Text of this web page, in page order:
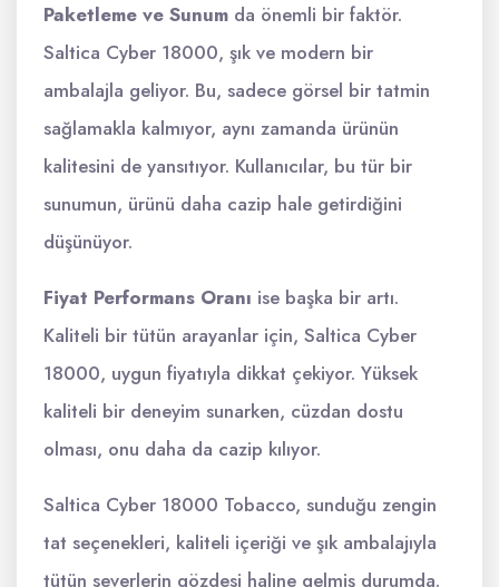
Paketleme ve Sunum da önemli bir faktör.
Saltica Cyber 18000, şık ve modern bir
ambalajla geliyor. Bu, sadece görsel bir tatmin
sağlamakla kalmıyor, aynı zamanda ürünün
kalitesini de yansıtıyor. Kullanıcılar, bu tür bir
sunumun, ürünü daha cazip hale getirdiğini
düşünüyor.
Fiyat Performans Oranı ise başka bir artı.
Kaliteli bir tütün arayanlar için, Saltica Cyber
18000, uygun fiyatıyla dikkat çekiyor. Yüksek
kaliteli bir deneyim sunarken, cüzdan dostu
olması, onu daha da cazip kılıyor.
Saltica Cyber 18000 Tobacco, sunduğu zengin
tat seçenekleri, kaliteli içeriği ve şık ambalajıyla
tütün severlerin gözdesi haline gelmiş durumda.